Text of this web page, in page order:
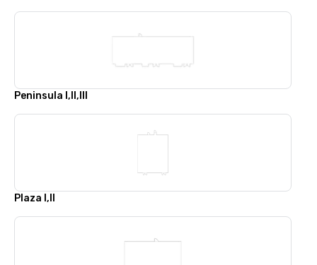
Peninsula I,II,III
Plaza I,II